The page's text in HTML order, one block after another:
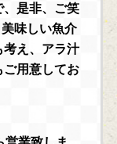
、是非、ご笑
味しい魚介
考え、アラ汁
ご用意してお